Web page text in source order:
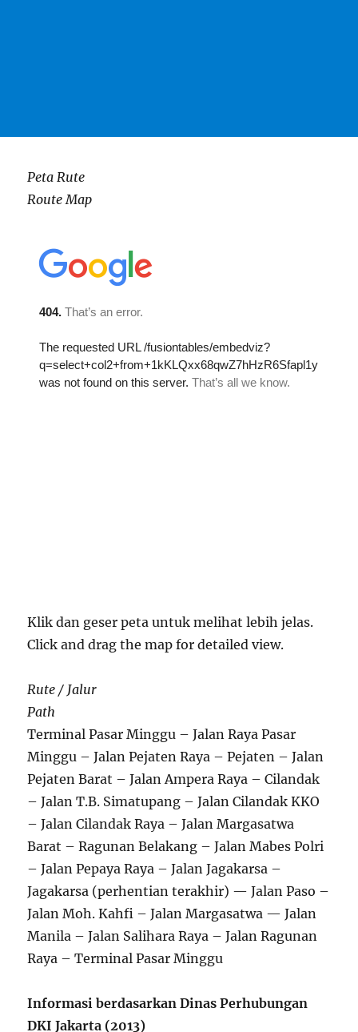
Peta Rute
Route Map
Klik dan geser peta untuk melihat lebih jelas.
Click and drag the map for detailed view.
Rute / Jalur
Path
Terminal Pasar Minggu – Jalan Raya Pasar
Minggu – Jalan Pejaten Raya – Pejaten – Jalan
Pejaten Barat – Jalan Ampera Raya – Cilandak
– Jalan T.B. Simatupang – Jalan Cilandak KKO
– Jalan Cilandak Raya – Jalan Margasatwa
Barat – Ragunan Belakang – Jalan Mabes Polri
– Jalan Pepaya Raya – Jalan Jagakarsa –
Jagakarsa (perhentian terakhir) — Jalan Paso –
Jalan Moh. Kahfi – Jalan Margasatwa — Jalan
Manila – Jalan Salihara Raya – Jalan Ragunan
Raya – Terminal Pasar Minggu
Informasi berdasarkan Dinas Perhubungan
DKI Jakarta (2013)